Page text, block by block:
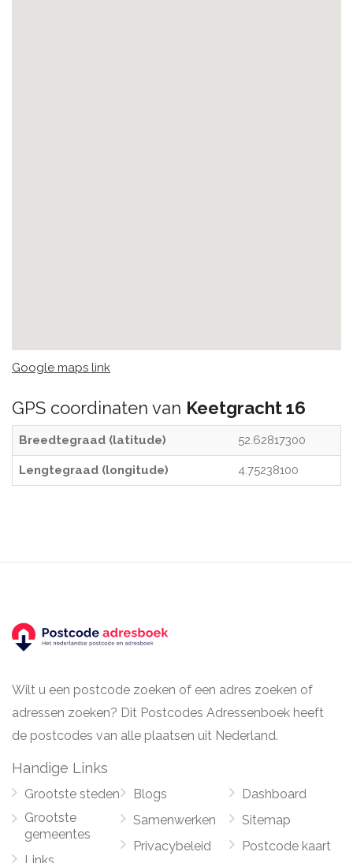
Google maps link
GPS coordinaten van Keetgracht 16
Breedtegraad (latitude) 52.62817300
Lengtegraad (longitude) 4.75238100
Wilt u een postcode zoeken of een adres zoeken of
adressen zoeken? Dit Postcodes Adressenboek heeft
de postcodes van alle plaatsen uit Nederland.
Handige Links
Grootste steden
Grootste
gemeentes
Blogs
Samenwerken
Privacybeleid
Dashboard
Sitemap
Postcode kaart